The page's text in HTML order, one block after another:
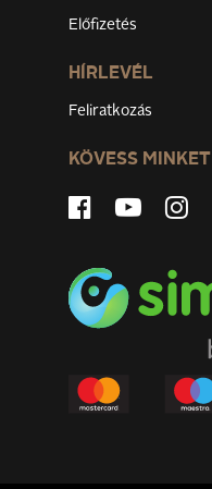
Előfizetés
HÍRLEVÉL
Feliratkozás
KÖVESS MINKET